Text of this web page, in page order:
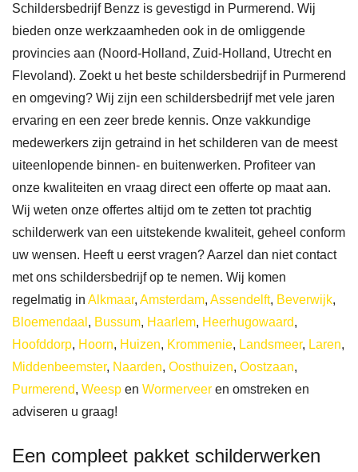
Schildersbedrijf Benzz is gevestigd in Purmerend. Wij
bieden onze werkzaamheden ook in de omliggende
provincies aan (Noord-Holland, Zuid-Holland, Utrecht en
Flevoland). Zoekt u het beste schildersbedrijf in Purmerend
en omgeving? Wij zijn een schildersbedrijf met vele jaren
ervaring en een zeer brede kennis. Onze vakkundige
medewerkers zijn getraind in het schilderen van de meest
uiteenlopende binnen- en buitenwerken. Profiteer van
onze kwaliteiten en vraag direct een offerte op maat aan.
Wij weten onze offertes altijd om te zetten tot prachtig
schilderwerk van een uitstekende kwaliteit, geheel conform
uw wensen. Heeft u eerst vragen? Aarzel dan niet contact
met ons schildersbedrijf op te nemen. Wij komen
regelmatig in Alkmaar, Amsterdam, Assendelft, Beverwijk,
Bloemendaal , Bussum, Haarlem, Heerhugowaard,
Hoofddorp, Hoorn, Huizen, Krommenie, Landsmeer, Laren,
Middenbeemster, Naarden, Oosthuizen, Oostzaan,
Purmerend, Weesp en Wormerveer en omstreken en
adviseren u graag!
Een compleet pakket schilderwerken